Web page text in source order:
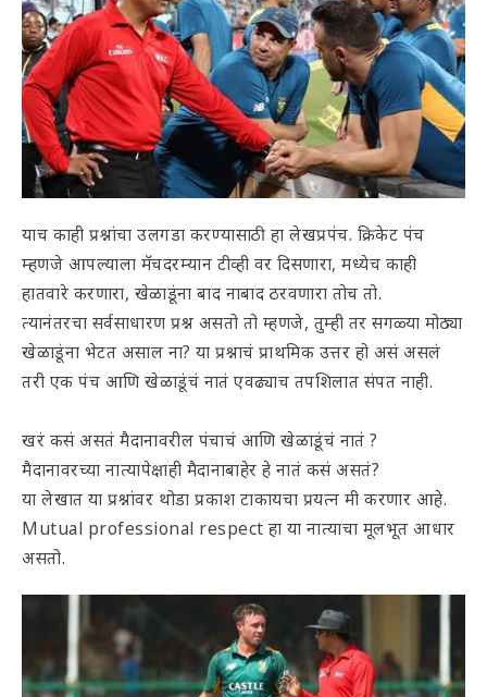
याच काही प्रश्नांचा उलगडा करण्यासाठी हा लेखप्रपंच. क्रिकेट पंच
म्हणजे आपल्याला मॅचदरम्यान टीव्ही वर दिसणारा, मध्येच काही
हातवारे करणारा, खेळाडूंना बाद नाबाद ठरवणारा तोच तो.
त्यानंतरचा सर्वसाधारण प्रश्न असतो तो म्हणजे, तुम्ही तर सगळ्या मोठ्या
खेळाडूंना भेटत असाल ना? या प्रश्नाचं प्राथमिक उत्तर हो असं असलं
तरी एक पंच आणि खेळाडूंचं नातं एवढ्याच तपशिलात संपत नाही.
खरं कसं असतं मैदानावरील पंचाचं आणि खेळाडूंचं नातं ?
मैदानावरच्या नात्यापेक्षाही मैदानाबाहेर हे नातं कसं असतं?
या लेखात या प्रश्नांवर थोडा प्रकाश टाकायचा प्रयत्न मी करणार आहे.
Mutual professional respect हा या नात्याचा मूलभूत आधार
असतो.